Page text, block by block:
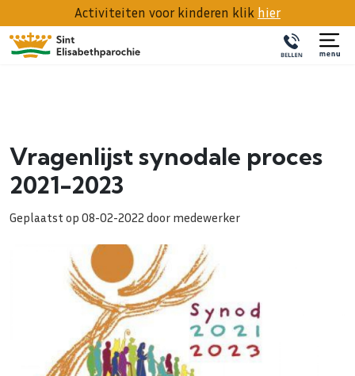
Activiteiten voor kinderen klik hier
Vragenlijst synodale proces
2021-2023
Geplaatst op 08-02-2022 door medewerker